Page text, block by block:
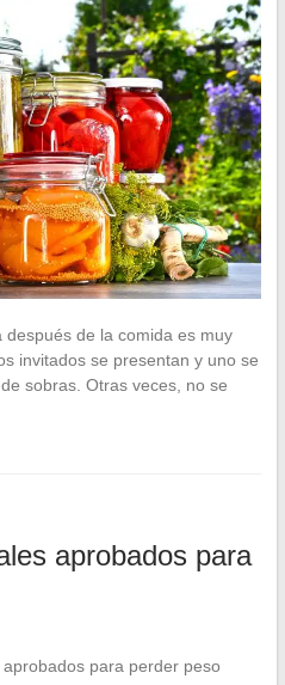
de la comida es muy
invitados se presentan y uno se
sobras. Otras veces, no se
aprobados para